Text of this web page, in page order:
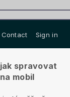
Contact Sign in
spravovat
mobil